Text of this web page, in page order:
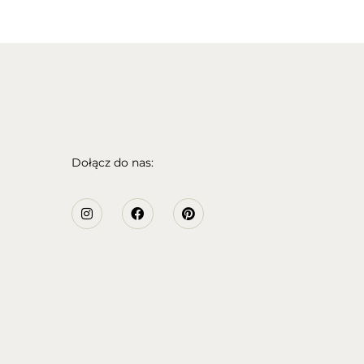
Dołącz do nas: